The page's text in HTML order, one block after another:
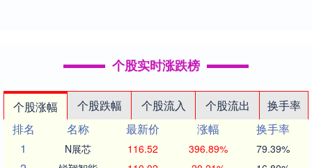
个股实时涨跌榜
个股涨幅 个股跌幅 个股流入 个股流出
换手率
排名
名称 最新价 涨幅
换手率
1
N展芯 116.52 396.89% 79.39%